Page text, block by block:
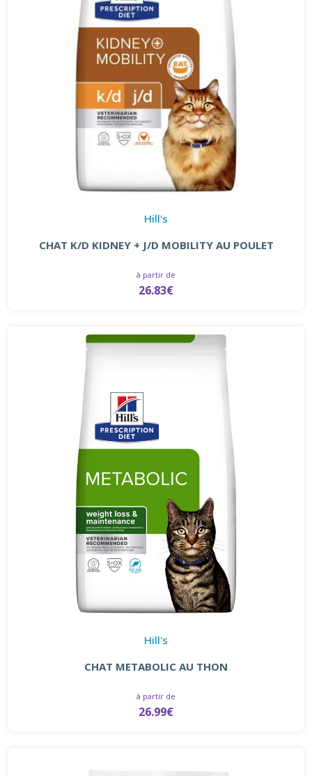
Hill's
CHAT K/D KIDNEY + J/D MOBILITY AU POULET
à partir de
26.83€
Hill's
CHAT METABOLIC AU THON
à partir de
26.99€